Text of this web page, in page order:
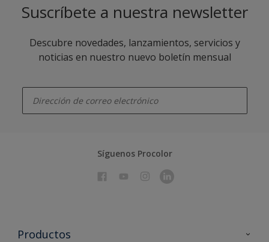
Suscríbete a nuestra newsletter
Descubre novedades, lanzamientos, servicios y
noticias en nuestro nuevo boletín mensual
Síguenos Procolor
Productos